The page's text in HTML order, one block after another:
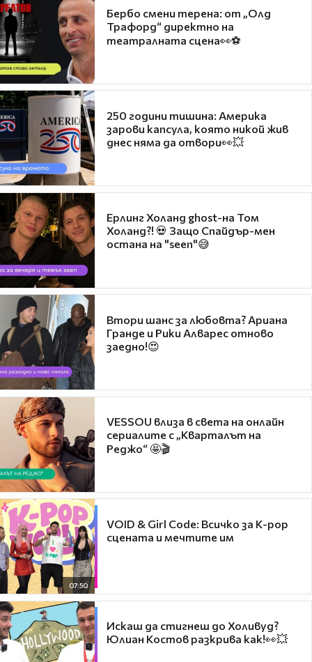
Бербо смени терена: от „Олд
Трафорд“ директно на
театралната сцена👀⚽
250 години тишина: Америка
зарови капсула, която никой жив
днес няма да отвори👀💥
Ерлинг Холанд ghost-на Том
Холанд?! 💀 Защо Спайдър-мен
остана на "seen"😅
Втори шанс за любовта? Ариана
Гранде и Рики Алварес отново
заедно!😍
VESSOU влиза в света на онлайн
сериалите с „Кварталът на
Реджо“ 🤩🎬
07:50
VOID & Girl Code: Всичко за K-pop
сцената и мечтите им
Искаш да стигнеш до Холивуд?
Юлиан Костов разкрива как!👀💥